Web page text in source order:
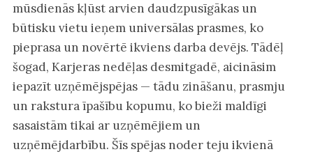
mūsdienās kļūst arvien daudzpusīgākas un
būtisku vietu ieņem universālas prasmes, ko
pieprasa un novērtē ikviens darba devējs. Tādēļ
šogad, Karjeras nedēļas desmitgadē, aicināsim
iepazīt uzņēmējspējas — tādu zināšanu, prasmju
un rakstura īpašību kopumu, ko bieži maldīgi
sasaistām tikai ar uzņēmējiem un
uzņēmējdarbību. Šīs spējas noder teju ikvienā